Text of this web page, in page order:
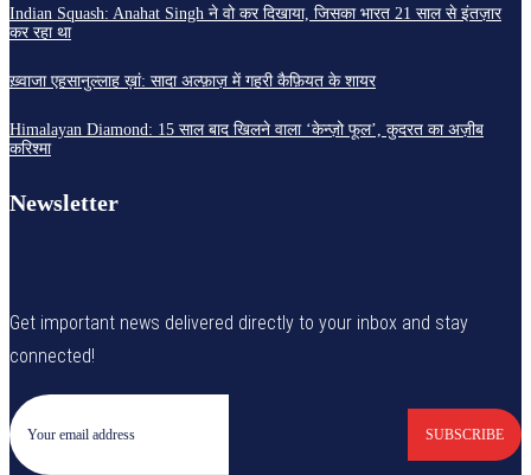
Indian Squash: Anahat Singh ने वो कर दिखाया, जिसका भारत 21 साल से इंतज़ार
कर रहा था
ख़्वाजा एहसानुल्लाह ख़ां: सादा अल्फ़ाज़ में गहरी कैफ़ियत के शायर
Himalayan Diamond: 15 साल बाद खिलने वाला ‘केन्ज़ो फूल’, कुदरत का अज़ीब
करिश्मा
Newsletter
Get important news delivered directly to your inbox and stay
connected!
SUBSCRIBE